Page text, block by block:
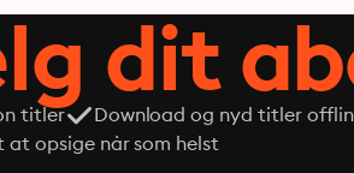
dit
titler Download og nyd titler
at opsige når som helst